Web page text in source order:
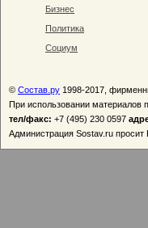
Бизнес
Политика
Социум
© Состав.ру 1998-2017,
При использовании материалов
тел/факс: +7 (495) 230 0597
Администрация Sostav.ru